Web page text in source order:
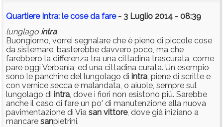
Quartiere Intra: le cose da fare- 3 Luglio 2014 - 08:39
lunglago intra
Buongiorno, vorrei segnalare che è pieno di piccole cose
da sistemare, basterebbe davvero poco, ma che
farebbero la differenza tra una cittadina trascurata, come
pare oggi Verbania, ed una cittadina curata. Un esempio
sono le panchine del lungolago di intra, piene di scritte e
con vernice secca e malandata, o aiuole, sempre sul
lungolago di intra, dove i fiori non esistono più. Sarebbe
anche il caso di fare un po' di manutenzione alla nuova
pavimentazione di Via san vittore, dove già iniziano a
mancare sanpietrini.